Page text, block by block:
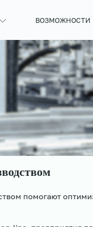
ВОЗМОЖНОСТИ
помогают